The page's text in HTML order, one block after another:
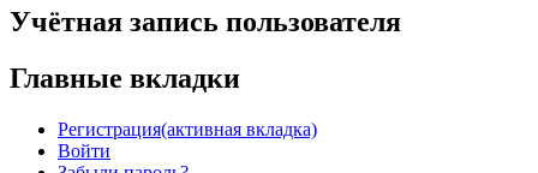
Учётная запись пользователя
Главные вкладки
Регистрация(активная вкладка)
Войти